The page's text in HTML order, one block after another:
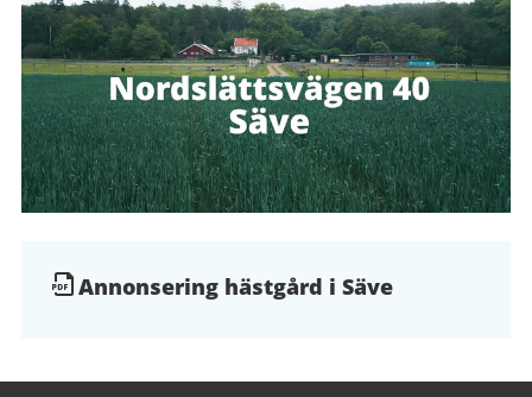
Dokument
filer
Annonsering hästgård i Säve